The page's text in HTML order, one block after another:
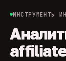
ИНСТРУМЕНТЫ